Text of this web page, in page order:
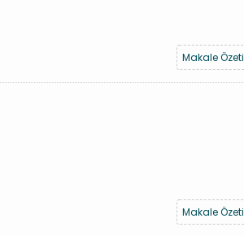
Makale Özeti
Makale Özeti